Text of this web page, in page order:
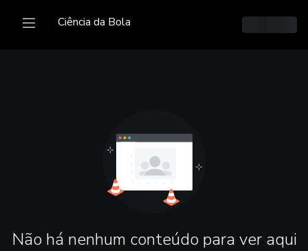
Ciência da Bola
Não há nenhum conteúdo para ver aqui